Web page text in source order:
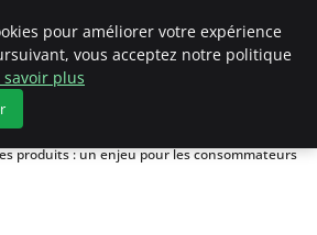
produits : un enjeu pour les consommateurs
pour améliorer votre expérience
vous acceptez notre politique
savoir plus